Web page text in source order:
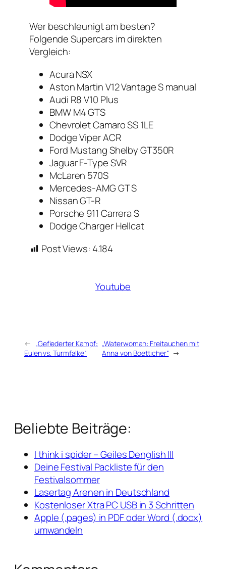
Wer beschleunigt am besten?
Folgende Supercars im direkten
Vergleich:
Acura NSX
Aston Martin V12 Vantage S manual
Audi R8 V10 Plus
BMW M4 GTS
Chevrolet Camaro SS 1LE
Dodge Viper ACR
Ford Mustang Shelby GT350R
Jaguar F-Type SVR
McLaren 570S
Mercedes-AMG GT S
Nissan GT-R
Porsche 911 Carrera S
Dodge Charger Hellcat
Post Views: 4.184
Youtube
← „Gefiederter Kampf:
Eulen vs. Turmfalke“
„Waterwoman: Freitauchen mit
Anna von Boetticher“ →
Beliebte Beiträge:
I think i spider – Geiles Denglish III
Deine Festival Packliste für den
Festivalsommer
Lasertag Arenen in Deutschland
Kostenloser Xtra PC USB in 3 Schritten
Apple (.pages) in PDF oder Word (.docx)
umwandeln